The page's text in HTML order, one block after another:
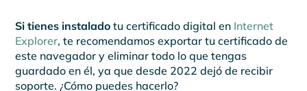
Si tienes instalado tu certificado digital en Internet
Explorer, te recomendamos exportar tu certificado de
este navegador y eliminar todo lo que tengas
guardado en él, ya que desde 2022 dejó de recibir
soporte. ¿Cómo puedes hacerlo?